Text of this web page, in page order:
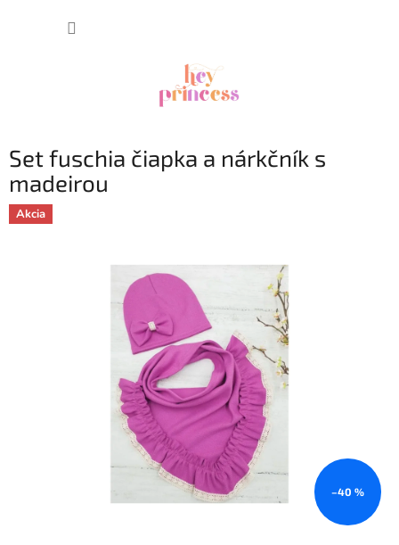
Set fuschia čiapka a nárkčník s
madeirou
Akcia
–40 %